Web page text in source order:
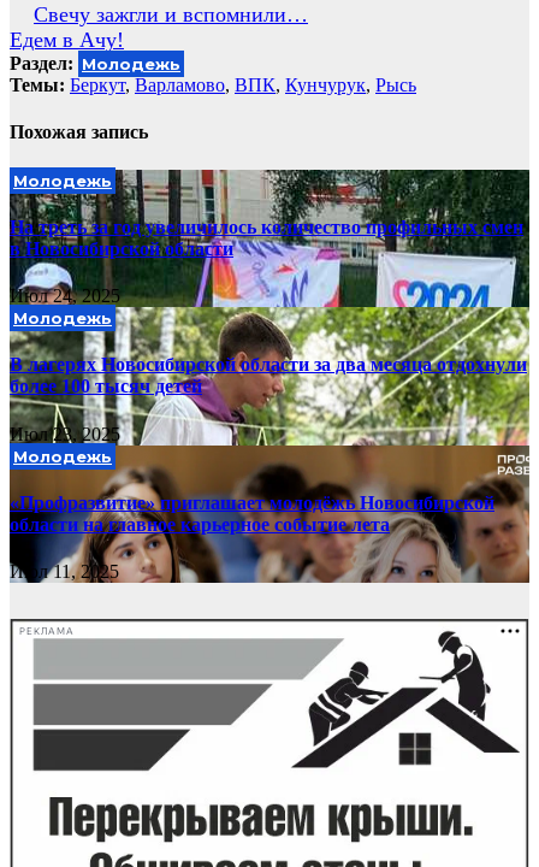
Навигация
по
записям
Свечу зажгли и вспомнили…
Едем в Ачу!
Раздел: Молодежь
Темы: Беркут, Варламово, ВПК, Кунчурук, Рысь
Похожая запись
Молодежь
На треть за год увеличилось количество профильных смен
в Новосибирской области
Июл 24, 2025
Молодежь
В лагерях Новосибирской области за два месяца отдохнули
более 100 тысяч детей
Июл 23, 2025
Молодежь
«Профразвитие» приглашает молодёжь Новосибирской
области на главное карьерное событие лета
Июл 11, 2025
РЕКЛАМА